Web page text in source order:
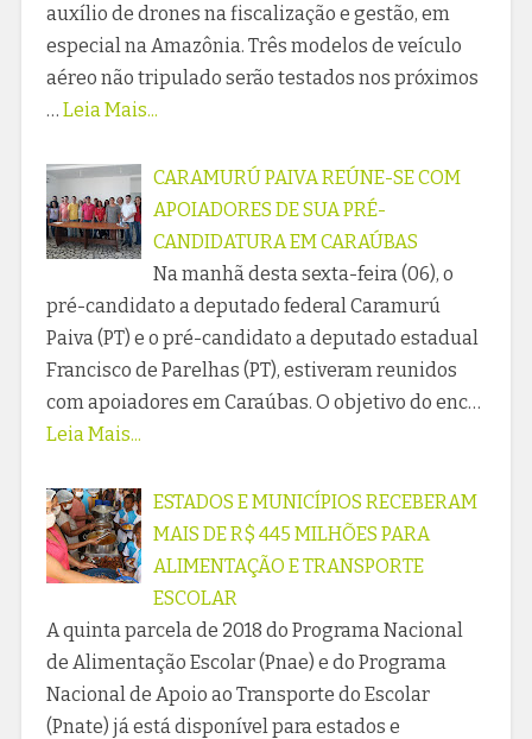
auxílio de drones na fiscalização e gestão, em
especial na Amazônia. Três modelos de veículo
aéreo não tripulado serão testados nos próximos
… Leia Mais...
CARAMURÚ PAIVA REÚNE-SE COM
APOIADORES DE SUA PRÉ-
CANDIDATURA EM CARAÚBAS
Na manhã desta sexta-feira (06), o
pré-candidato a deputado federal Caramurú
Paiva (PT) e o pré-candidato a deputado estadual
Francisco de Parelhas (PT), estiveram reunidos
com apoiadores em Caraúbas. O objetivo do enc…
Leia Mais...
ESTADOS E MUNICÍPIOS RECEBERAM
MAIS DE R$ 445 MILHÕES PARA
ALIMENTAÇÃO E TRANSPORTE
ESCOLAR
A quinta parcela de 2018 do Programa Nacional
de Alimentação Escolar (Pnae) e do Programa
Nacional de Apoio ao Transporte do Escolar
(Pnate) já está disponível para estados e